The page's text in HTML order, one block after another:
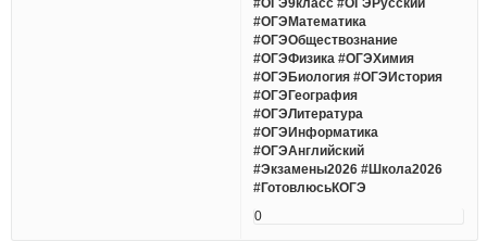
#ОГЭ9класс #ОГЭРусский
#ОГЭМатематика
#ОГЭОбществознание
#ОГЭФизика #ОГЭХимия
#ОГЭБиология #ОГЭИстория
#ОГЭГеография
#ОГЭЛитература
#ОГЭИнформатика
#ОГЭАнглийский
#Экзамены2026 #Школа2026
#ГотовлюсьКОГЭ
0